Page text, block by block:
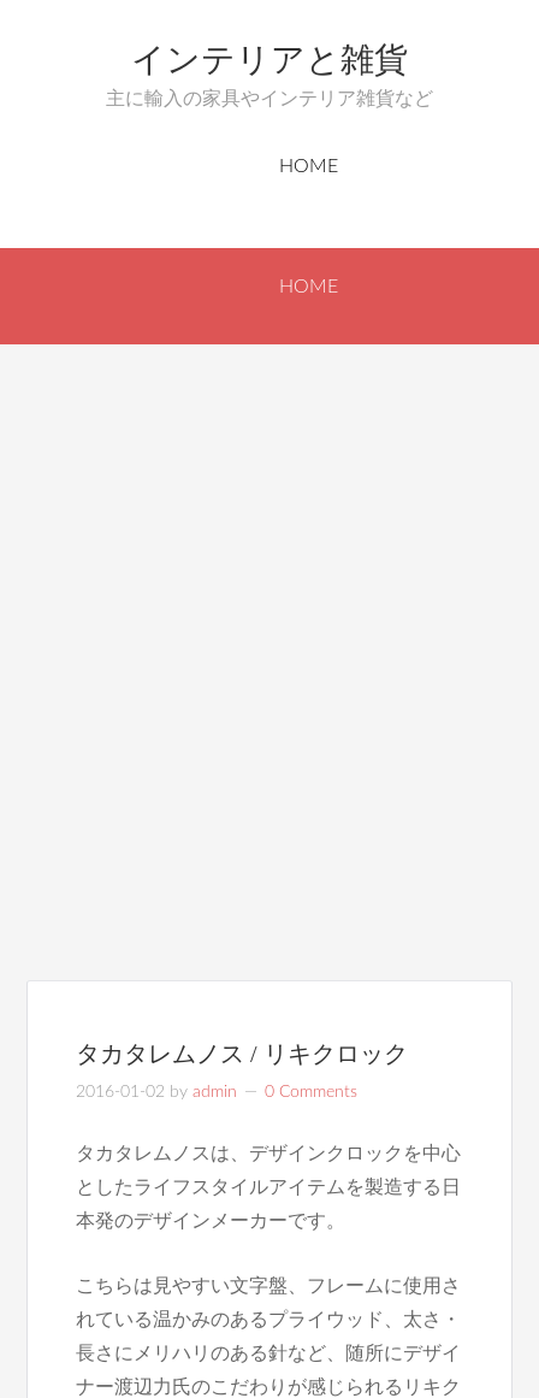
インテリアと雑貨
主に輸入の家具やインテリア雑貨など
HOME
HOME
タカタレムノス / リキクロック
2016-01-02 byadmin 0 Comments
タカタレムノスは、デザインクロックを中心
としたライフスタイルアイテムを製造する日
本発のデザインメーカーです。
こちらは見やすい文字盤、フレームに使用さ
れている温かみのあるプライウッド、太さ・
長さにメリハリのある針など、随所にデザイ
ナー渡辺力氏のこだわりが感じられるリキク